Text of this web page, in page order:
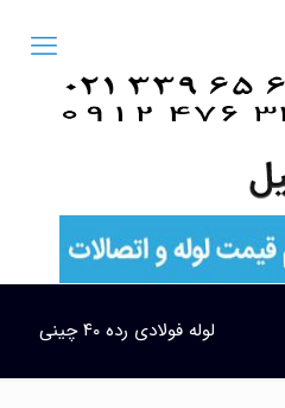
لوله فولادی رده ۴۰ چینی